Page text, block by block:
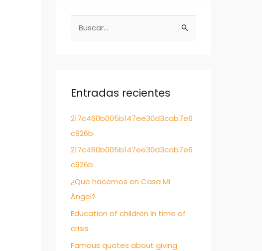
u
a
:
Entradas recientes
217c460b005b147ee30d3cab7e6
c926b
217c460b005b147ee30d3cab7e6
c926b
¿Que hacemos en Casa Mi
Ángel?
Education of children in time of
crisis
Famous quotes about giving